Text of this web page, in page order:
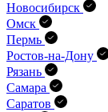
Новосибирск
Омск
Пермь
Ростов-на-Дону
Рязань
Самара
Саратов